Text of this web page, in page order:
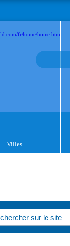
Villes